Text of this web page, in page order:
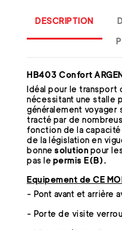
DESCRIPTION
HB403 Confort
Idéal pour le transport
nécessitant une stalle
généralement voyager
tracté par de
fonction de la
de la législation en
bonne solution pour
pas le permis E(B).
Equipement de CE
- Pont avant et arrière
- Porte de visite